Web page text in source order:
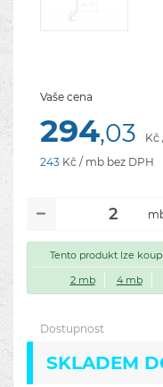
Vaše cena
294,03
Kč
243 Kč / mb bez DPH
Tento produkt lze
2 mb
4 mb
Dostupnost
SKLADEM